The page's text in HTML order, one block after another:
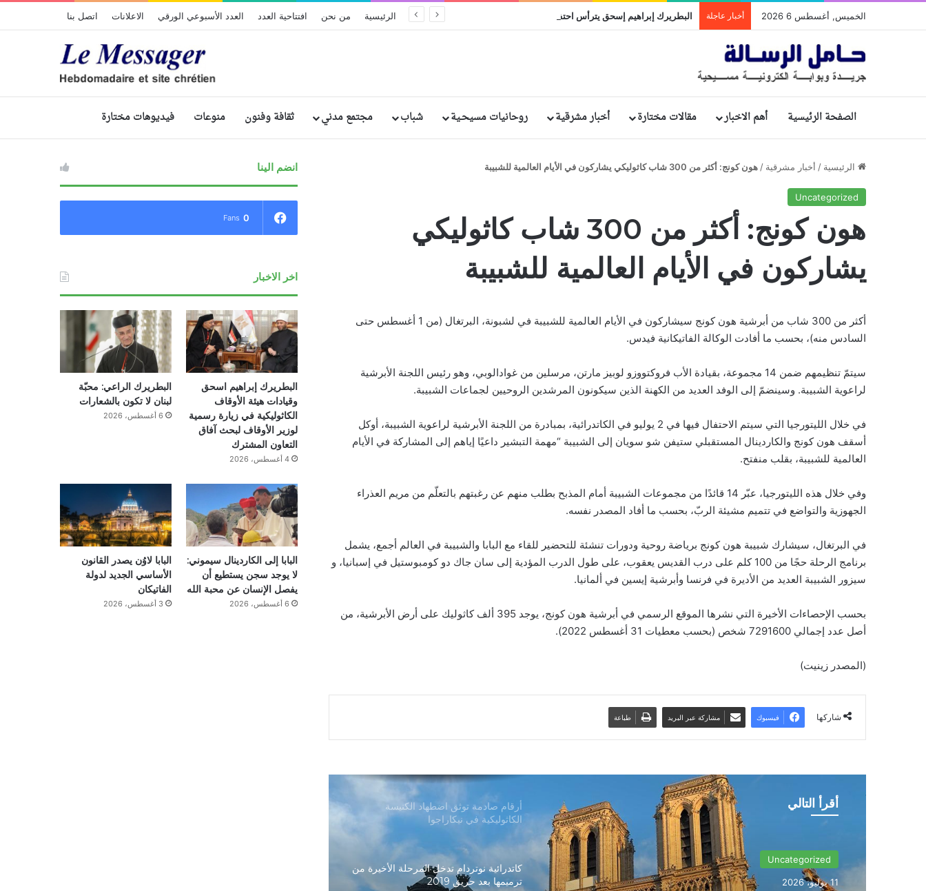
الخميس, أغسطس 6 2026 أخبار عاجلة الرئيسية من نحن افتتاحية العدد العدد الأسبوعي الورقي الاعلانات اتصل بنا
الصفحة الرئيسية أهم الاخبار مقالات مختارة أخبار مشرقية روحانيات مسيحـية شباب مجتمع مدني ثقافة وفنون منوعات فيديوهات مختارة
الرئيسية / أخبار مشرقية / هون كونج: أكثر من 300 شاب كاثوليكي يشاركون في الأيام العالمية للشبيبة
Uncategorized
هون كونج: أكثر من 300 شاب كاثوليكي
يشاركون في الأيام العالمية للشبيبة
أكثر من 300 شاب من أبرشية هون كونج سيشاركون في الأيام العالمية للشبيبة في لشبونة، البرتغال (من 1 أغسطس حتى
السادس منه)، بحسب ما أفادت الوكالة الفاتيكانية فيدس.
سيتمّ تنظيمهم ضمن 14 مجموعة، بقيادة الأب فروكتووزو لوبيز مارتن، مرسلين من غوادالوبي، وهو رئيس اللجنة الأبرشية
لراعوية الشبيبة. وسينضمّ إلى الوفد العديد من الكهنة الذين سيكونون المرشدين الروحيين لجماعات الشبيبة.
في خلال الليتورجيا التي سيتم الاحتفال فيها في 2 يوليو في الكاتدرائية، بمبادرة من اللجنة الأبرشية لراعوية الشبيبة، أوكل
أسقف هون كونج والكاردينال المستقبلي ستيفن شو سويان إلى الشبيبة “مهمة التبشير داعيًا إياهم إلى المشاركة في الأيام
العالمية للشبيبة، بقلب منفتح.
وفي خلال هذه الليتورجيا، عبّر 14 قائدًا من مجموعات الشبيبة أمام المذبح بطلب منهم عن رغبتهم بالتعلّم من مريم العذراء
الجهوزية والتواضع في تتميم مشيئة الربّ، بحسب ما أفاد المصدر نفسه.
في البرتغال، سيشارك شبيبة هون كونج برياضة روحية ودورات تنشئة للتحضير للقاء مع البابا والشبيبة في العالم أجمع، يشمل
برنامج الرحلة حجًا من 100 كلم على درب القديس يعقوب، على طول الدرب المؤدية إلى سان جاك دو كومبوستيل في إسبانيا، و
سيزور الشبيبة العديد من الأديرة في فرنسا وأبرشية إيسين في ألمانيا.
بحسب الإحصاءات الأخيرة التي نشرها الموقع الرسمي في أبرشية هون كونج، يوجد 395 ألف كاثوليك على أرض الأبرشية، من
أصل عدد إجمالي 7291600 شخص (بحسب معطيات 31 أغسطس 2022).
(المصدر زينيت)
شاركها فيسبوك مشاركة عبر البريد طباعة
أقرأ التالي
Uncategorized
11 يوليو، 2026
بيان مسكوني مشترك حول اتساع نطاق
الكاردينال بيتسابالا: الكنيسة لن تتخلى أبدًا
عن المحتاجين في غزة
دعوة مشتركة لتجديد الإيمان وترسيخ السلام
الأرض المقدسة وساعدوا في تعزيز الحوار
بطريركا الأقباط الكاثوليك والروم الكاثوليك
أرقام صادمة توثق اضطهاد الكنيسة
الكاثوليكية في نيكاراجوا
كاتدرائية نوتردام تدخل المرحلة الأخيرة من
ترميمها بعد حريق 2019
انضم الينا
0
Fans
اخر الاخبار
البطريرك إبراهيم اسحق
وقيادات هيئة الأوقاف
الكاثوليكية في زيارة رسمية
لوزير الأوقاف لبحث آفاق
التعاون المشترك
4 أغسطس، 2026
البطريرك الراعي: محبّة
لبنان لا تكون بالشعارات
6 أغسطس، 2026
البابا إلى الكاردينال سيموني:
لا يوجد سجن يستطيع أن
يفصل الإنسان عن محبة الله
6 أغسطس، 2026
البابا لاوُن يصدر القانون
الأساسي الجديد لدولة
الفاتيكان
3 أغسطس، 2026